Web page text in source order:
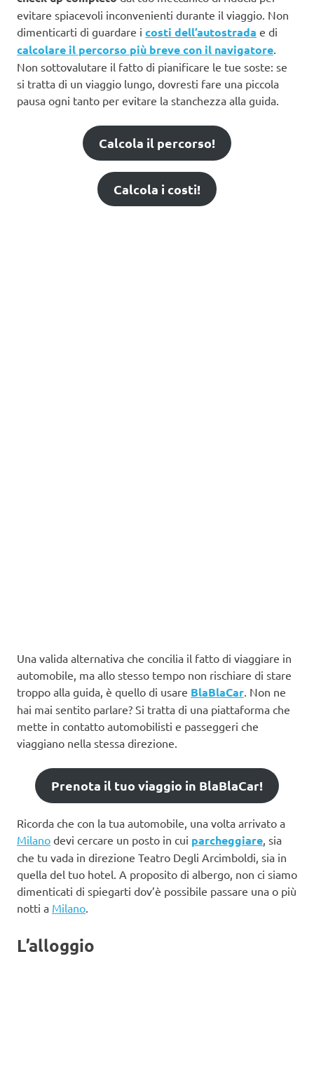
evitare spiacevoli inconvenienti durante il viaggio. Non
dimenticarti di guardare i costi dell’autostrada e di
calcolare il percorso più breve con il navigatore.
Non sottovalutare il fatto di pianificare le tue soste: se
si tratta di un viaggio lungo, dovresti fare una piccola
pausa ogni tanto per evitare la stanchezza alla guida.
Calcola il percorso!
Calcola i costi!
Una valida alternativa che concilia il fatto di viaggiare in
automobile, ma allo stesso tempo non rischiare di stare
troppo alla guida, è quello di usare BlaBlaCar. Non ne
hai mai sentito parlare? Si tratta di una piattaforma che
mette in contatto automobilisti e passeggeri che
viaggiano nella stessa direzione.
Prenota il tuo viaggio in BlaBlaCar!
Ricorda che con la tua automobile, una volta arrivato a
Milano devi cercare un posto in cui parcheggiare , sia
che tu vada in direzione Teatro Degli Arcimboldi, sia in
quella del tuo hotel. A proposito di albergo, non ci siamo
dimenticati di spiegarti dov’è possibile passare una o più
notti a Milano
L’alloggio